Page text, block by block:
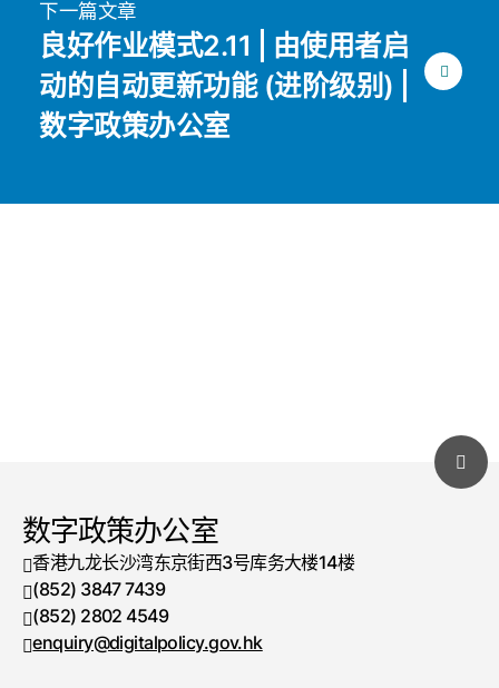
下一篇文章
良好作业模式2.11 | 由使用者启
动的自动更新功能 (进阶级别) |
数字政策办公室
数字政策办公室
香港九龙长沙湾东京街西3号库务大楼14楼
电话号码
(852) 3847 7439
传真号码
(852) 2802 4549
enquiry@digitalpolicy.gov.hk